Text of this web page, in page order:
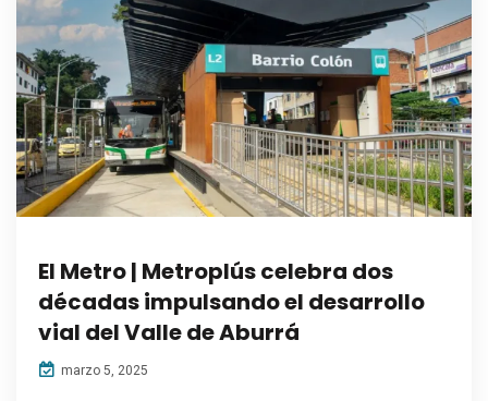
El Metro | Metroplús celebra dos
décadas impulsando el desarrollo
vial del Valle de Aburrá
marzo 5, 2025